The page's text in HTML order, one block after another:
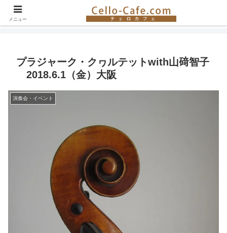
チェロ奏者やチェロ教室の紹介、イベント情報など。チェロの楽しさを伝える
サイト！
プラジャーク・クヮルテットwith山𥔎智子
2018.6.1（金）大阪
演奏会・イベント
メニュー